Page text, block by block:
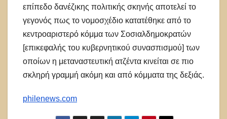
επίπεδο δανέζικης πολιτικής σκηνής αποτελεί το
γεγονός πως το νομοσχέδιο κατατέθηκε από το
κεντροαριστερό κόμμα των Σοσιαλδημοκρατών
[επικεφαλής του κυβερνητικού συνασπισμού] των
οποίων η μεταναστευτική ατζέντα κινείται σε πιο
σκληρή γραμμή ακόμη και από κόμματα της δεξιάς.
philenews.com